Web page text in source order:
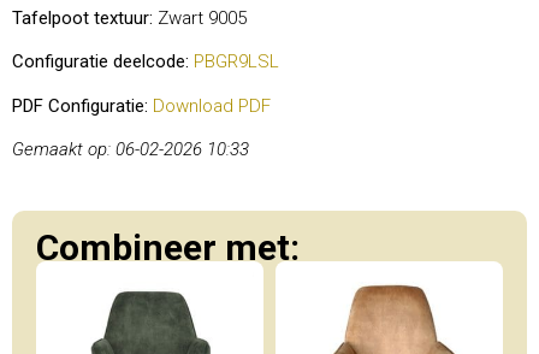
Tafelpoot textuur: Zwart 9005
Configuratie deelcode: PBGR9LSL
PDF Configuratie: Download PDF
Gemaakt op: 06-02-2026 10:33
Combineer met: